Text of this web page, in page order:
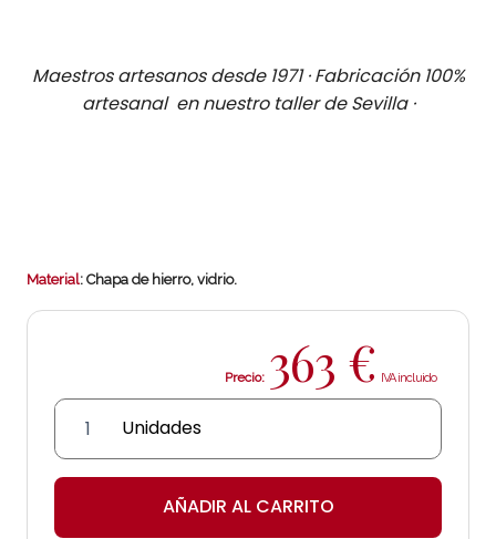
Maestros artesanos desde 1971 · Fabricación 100%
artesanal en nuestro taller de Sevilla ·
Material: Chapa de hierro, vidrio.
Precio: 363 €
Aplique
de
farol
cantidad
AÑADIR AL CARRITO